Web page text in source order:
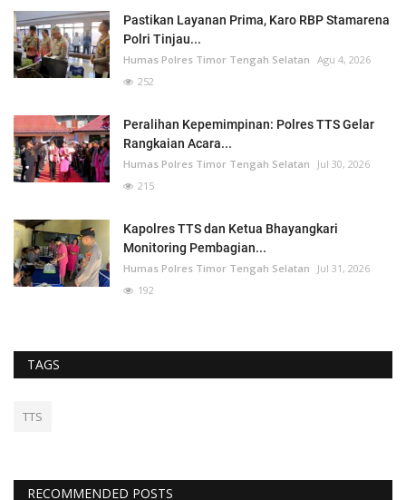
Pastikan Layanan Prima, Karo RBP Stamarena
Polri Tinjau...
Humas Polres Timor Tengah Selatan Agu 4, 2026
252
Peralihan Kepemimpinan: Polres TTS Gelar
Rangkaian Acara...
Humas Polres Timor Tengah Selatan
Jul 30, 2026
215
Kapolres TTS dan Ketua Bhayangkari
Monitoring Pembagian...
Humas Polres Timor Tengah Selatan
Jul 31, 2026
192
TAGS
TTS
RECOMMENDED POSTS